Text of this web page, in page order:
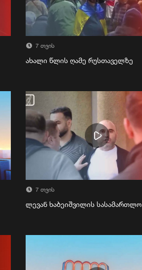
7 თვის
ახალი წლის ღამე რუსთაველზე
7 თვის
ლევან ხაბეიშვილის სასამართლო